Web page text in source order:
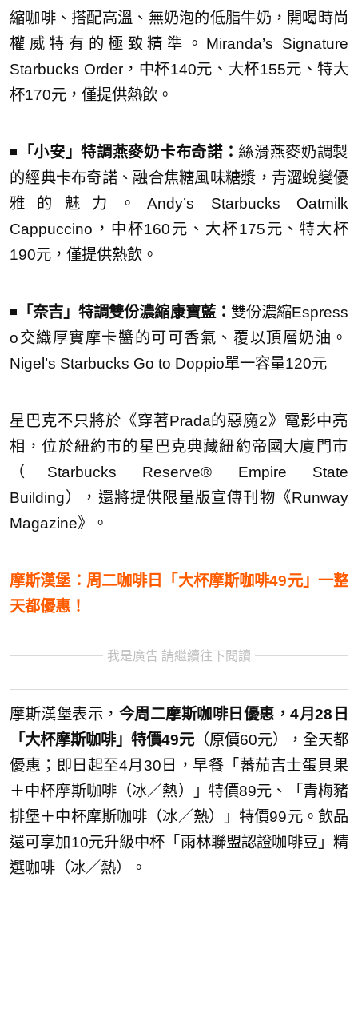
縮咖啡、搭配高溫、無奶泡的低脂牛奶，開喝時尚
權威特有的極致精準。Miranda’s Signature
Starbucks Order，中杯140元、大杯155元、特大
杯170元，僅提供熱飲。
◾️ 「小安」特調燕麥奶卡布奇諾：絲滑燕麥奶調製
的經典卡布奇諾、融合焦糖風味糖漿，青澀蛻變優
雅的魅力。Andy’s Starbucks Oatmilk
Cappuccino，中杯160元、大杯175元、特大杯
190元，僅提供熱飲。
◾️ 「奈吉」特調雙份濃縮康寶藍： 雙份濃縮Espress
o交織厚實摩卡醬的可可香氣、覆以 頂層奶油。
Nigel’s Starbucks Go to Doppio單一容量120元
星 巴克不只將於《穿著Prada的惡魔2》電影中亮
相，位於紐約市的星巴克典藏紐約帝國大廈門市
（Starbucks Reserve® Empire State
Building），還將提供限量版宣傳刊物《Runway
Magazine》。
摩斯漢堡：周二咖啡日「大杯摩斯咖啡49元」一整
天都優惠！
我是廣告 請繼續往下閱讀
摩斯漢堡表示， 今周二摩斯咖啡日優惠，4月28日
「大杯摩斯咖啡」特價49元（原價60元），全天都
優惠；即日起至4月30日，早餐「蕃茄吉士蛋貝果
＋中杯摩斯咖啡（冰／熱）」特價89元、「青梅豬
排堡＋中杯摩斯咖啡（冰／熱）」特價99元。飲品
還可享加10元升級中杯「雨林聯盟認證咖啡豆」精
選咖啡（冰／熱）。